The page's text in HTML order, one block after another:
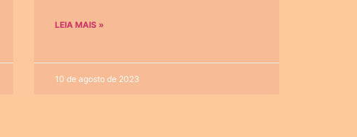
LEIA MAIS »
10 de agosto de 2023